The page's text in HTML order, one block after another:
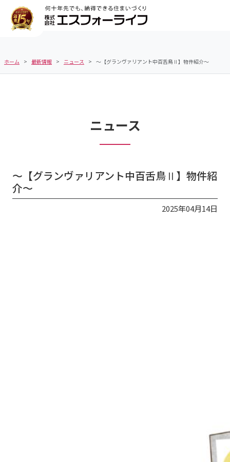
ホーム 最新情報 ニュース ～【グランヴァリアント中百舌鳥Ⅱ】物件紹介～
ニュース
～【グランヴァリアント中百舌鳥Ⅱ】物件紹
介～
2025年04月14日